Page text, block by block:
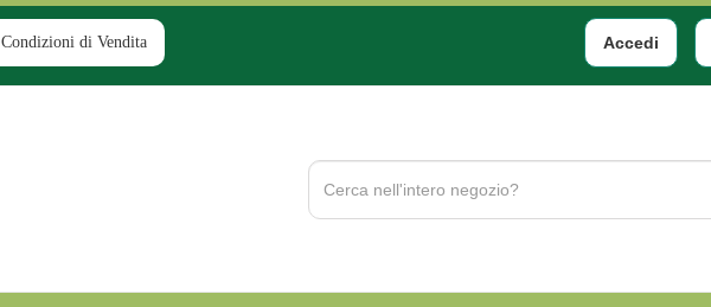
Condizioni di Vendita Accedi
Cerca
Prodotto